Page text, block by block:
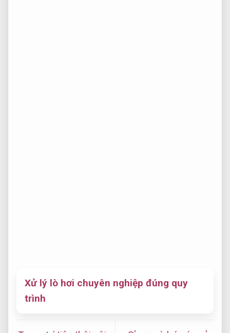
Xử lý lò hơi chuyên nghiệp đúng quy
trình